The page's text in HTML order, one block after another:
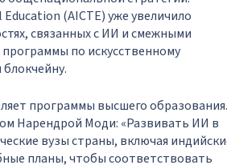
(AICTE) уже увеличило
связанных с ИИ и смежными
по искусственному
программы высшего образования.
Нарендрой Моди: «Развивать ИИ в
вузы страны, включая
планы, чтобы соответствовать